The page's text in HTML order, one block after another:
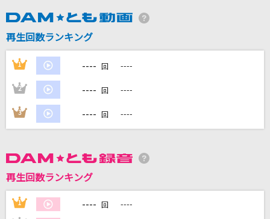
ワガママで誤魔化さないで
THE ORAL CIGARETTES
[生音]チェリー
スピッツ
REASON
Day N Night (feat. G-k.i.d,guca owl & KEIJ
U)
BAD HOP
再生回数ランキング
1 ---- 回 ----
2 ---- 回 ----
3 ---- 回 ----
再生回数ランキング
1 ---- 回 ----